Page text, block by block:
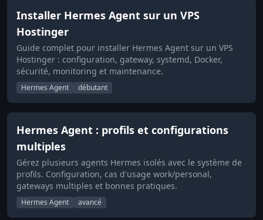
Installer Hermes Agent sur un VPS
Hostinger
Guide complet pour installer Hermes Agent sur un VPS
Hostinger : configuration, gateway, systemd, Docker,
sécurité, monitoring et maintenance.
Hermes Agent débutant
Hermes Agent : profils et configurations
multiples
Gérez plusieurs agents Hermes isolés avec le système de
profils. Configuration, cas d'usage work/personal,
gateways multiples et bonnes pratiques.
Hermes Agent avancé